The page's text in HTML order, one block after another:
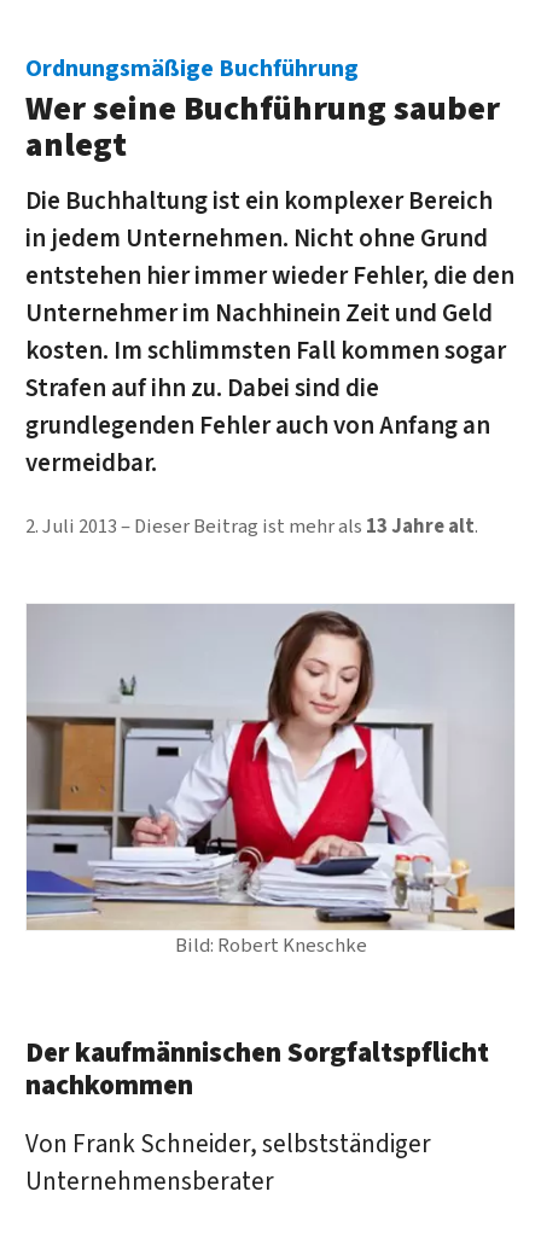
Ordnungsmäßige Buchführung
Wer seine Buchführung sauber
anlegt
Die Buchhaltung ist ein komplexer Bereich
in jedem Unternehmen. Nicht ohne Grund
entstehen hier immer wieder Fehler, die den
Unternehmer im Nachhinein Zeit und Geld
kosten. Im schlimmsten Fall kommen sogar
Strafen auf ihn zu. Dabei sind die
grundlegenden Fehler auch von Anfang an
vermeidbar.
2. Juli 2013 Dieser Beitrag ist mehr als 13 Jahre alt.
Bild: Robert Kneschke
Der kaufmännischen Sorgfaltspflicht
nachkommen
Von Frank Schneider, selbstständiger
Unternehmensberater